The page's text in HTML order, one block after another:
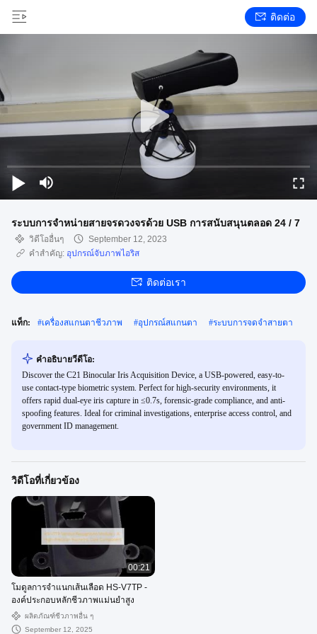
ติดต่อ
ระบบการจําหน่ายสายจรดวงจรด้วย USB การสนับสนุนตลอด 24 / 7
วิดีโออื่นๆ
September 12, 2023
คำสำคัญ: อุปกรณ์จับภาพไอริส
ติดต่อเรา
แท็ก: #เครื่องสแกนตาชีวภาพ #อุปกรณ์สแกนตา #ระบบการจดจําสายตา
คําอธิบายวีดีโอ:
Discover the C21 Binocular Iris Acquisition Device, a USB-powered, easy-to-
use contact-type biometric system. Perfect for high-security environments, it
offers rapid dual-eye iris capture in ≤0.7s, forensic-grade compliance, and anti-
spoofing features. Ideal for criminal investigations, enterprise access control, and
government ID management.
วิดีโอที่เกี่ยวข้อง
00:21
โมดูลการจําแนกเส้นเลือด HS-V7TP -
องค์ประกอบหลักชีวภาพแม่นยําสูง
ผลิตภัณฑ์ชีวภาพอื่น ๆ
September 12, 2025